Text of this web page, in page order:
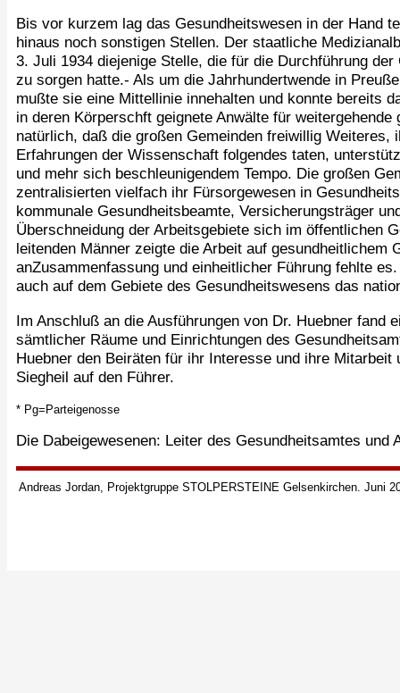
Bis vor kurzem lag das Gesundheitswesen in der Hand
hinaus noch sonstigen Stellen. Der staatliche
3. Juli 1934 diejenige Stelle, die für die Durchführung
zu sorgen hatte.- Als um die Jahrhundertwende in
mußte sie eine Mittellinie innehalten und konnte bereits
in deren Körperschft geignete Anwälte für
natürlich, daß die großen Gemeinden freiwillig Weiteres,
Erfahrungen der Wissenschaft folgendes taten,
und mehr sich beschleunigendem Tempo. Die großen
zentralisierten vielfach ihr Fürsorgewesen in
kommunale Gesundheitsbeamte, Versicherungsträger
Überschneidung der Arbeitsgebiete sich im öffentlichen
leitenden Männer zeigte die Arbeit auf gesundheitlichem
anZusammenfassung und einheitlicher Führung fehlte
auch auf dem Gebiete des Gesundheitswesens das
Im Anschluß an die Ausführungen von Dr. Huebner fand
sämtlicher Räume und Einrichtungen des
Huebner den Beiräten für ihr Interesse und ihre
Siegheil auf den Führer.
* Pg=Parteigenosse
Die Dabeigewesenen: Leiter des Gesundheitsamtes und
Andreas Jordan, Projektgruppe STOLPERSTEINE Gelsenkirchen. Juni